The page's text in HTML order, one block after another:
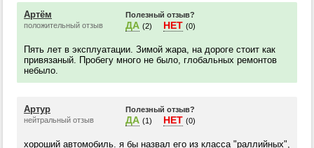
Артём
положительный отзыв
Полезный отзыв?
ДА (2) НЕТ (0)
Пять лет в эксплуатации. Зимой жара, на дороге стоит как
привязаный. Пробегу много не было, глобальных ремонтов
небыло.
Артур
нейтральный отзыв
Полезный отзыв?
ДА (1) НЕТ (0)
хороший автомобиль. я бы назвал его из класса "раллийных",